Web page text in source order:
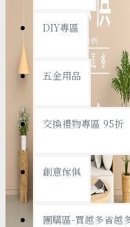
全館限時滿
個人衛浴用品
浴室置物/收納
DIY專區
五金用品
交換禮物專區 95折
創意傢俱
團購區-買越多省越